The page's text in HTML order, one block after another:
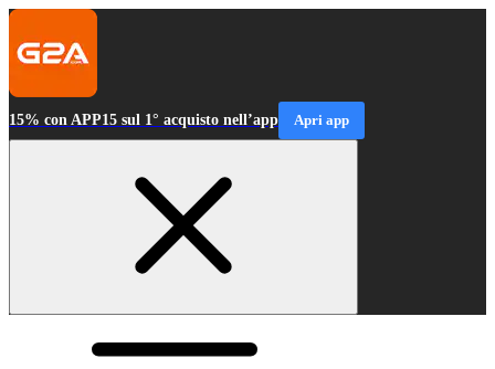
15% con APP15 sul 1° acquisto nell’app Apri app